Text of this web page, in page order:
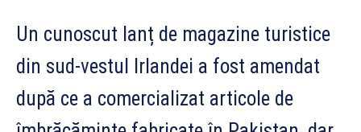
Un cunoscut lanț de magazine turistice
din sud-vestul Irlandei a fost amendat
după ce a comercializat articole de